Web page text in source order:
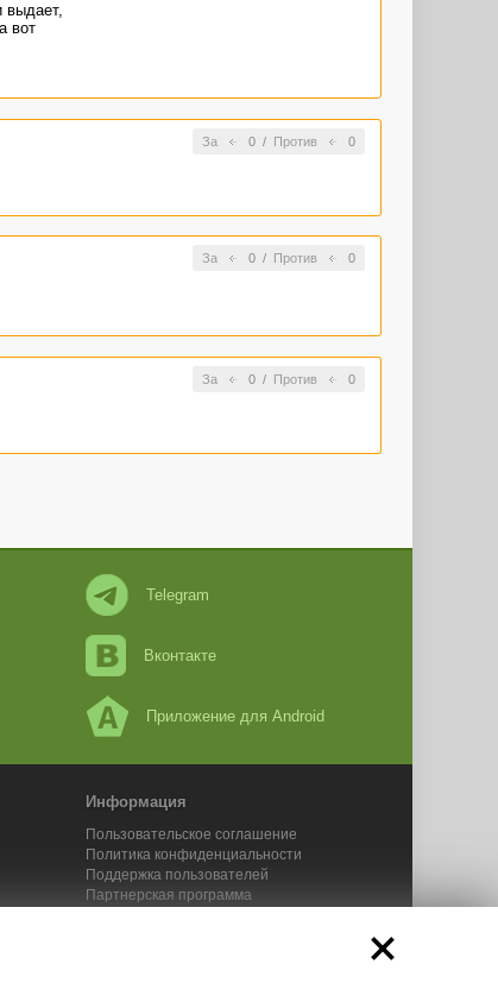
выдает,
вот
За 0/ Против 0
За 0/ Против 0
За 0/ Против 0
Telegram
Вконтакте
Приложение для Android
Информация
Пользовательское соглашение
Политика конфиденциальности
Поддержка пользователей
Партнерская программа